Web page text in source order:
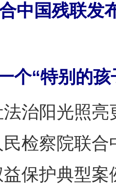
中国残联发
个“特别的
阳光照亮
民检察院联
保护典型